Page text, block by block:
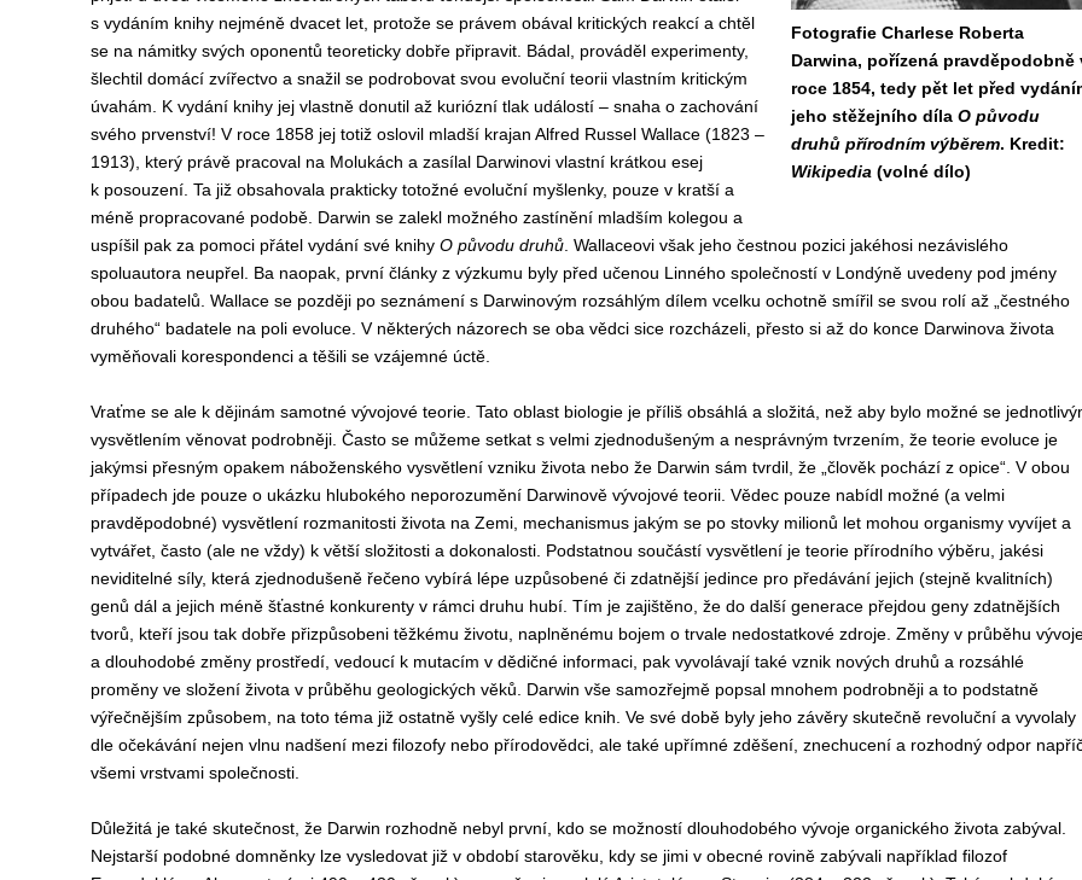
Fotografie Charlese Roberta
Darwina, pořízená pravděpodobně
roce 1854, tedy pět let před
jeho stěžejního díla O původu
druhů přírodním výběrem. Kredit:
Wikipedia (volné dílo)
s vydáním knihy nejméně dvacet let, protože se právem obával kritických reakcí a chtěl
se na námitky svých oponentů teoreticky dobře připravit. Bádal, prováděl experimenty,
šlechtil domácí zvířectvo a snažil se podrobovat svou evoluční teorii vlastním kritickým
úvahám. K vydání knihy jej vlastně donutil až kuriózní tlak událostí – snaha o zachování
svého prvenství! V roce 1858 jej totiž oslovil mladší krajan Alfred Russel Wallace (1823 –
1913), který právě pracoval na Molukách a zasílal Darwinovi vlastní krátkou esej
k posouzení. Ta již obsahovala prakticky totožné evoluční myšlenky, pouze v kratší a
méně propracované podobě. Darwin se zalekl možného zastínění mladším kolegou a
uspíšil pak za pomoci přátel vydání své knihy O původu druhů. Wallaceovi však jeho čestnou pozici jakéhosi nezávislého
spoluautora neupřel. Ba naopak, první články z výzkumu byly před učenou Linného společností v Londýně uvedeny pod jmény
obou badatelů. Wallace se později po seznámení s Darwinovým rozsáhlým dílem vcelku ochotně smířil se svou rolí až „čestného
druhého“ badatele na poli evoluce. V některých názorech se oba vědci sice rozcházeli, přesto si až do konce Darwinova života
vyměňovali korespondenci a těšili se vzájemné úctě.
Vraťme se ale k dějinám samotné vývojové teorie. Tato oblast biologie je příliš obsáhlá a složitá, než aby bylo možné se
vysvětlením věnovat podrobněji. Často se můžeme setkat s velmi zjednodušeným a nesprávným tvrzením, že teorie evoluce je
jakýmsi přesným opakem náboženského vysvětlení vzniku života nebo že Darwin sám tvrdil, že „člověk pochází z opice“. V obou
případech jde pouze o ukázku hlubokého neporozumění Darwinově vývojové teorii. Vědec pouze nabídl možné (a velmi
pravděpodobné) vysvětlení rozmanitosti života na Zemi, mechanismus jakým se po stovky milionů let mohou organismy vyvíjet a
vytvářet, často (ale ne vždy) k větší složitosti a dokonalosti. Podstatnou součástí vysvětlení je teorie přírodního výběru, jakési
neviditelné síly, která zjednodušeně řečeno vybírá lépe uzpůsobené či zdatnější jedince pro předávání jejich (stejně kvalitních)
genů dál a jejich méně šťastné konkurenty v rámci druhu hubí. Tím je zajištěno, že do další generace přejdou geny zdatnějších
tvorů, kteří jsou tak dobře přizpůsobeni těžkému životu, naplněnému bojem o trvale nedostatkové zdroje. Změny v průběhu
a dlouhodobé změny prostředí, vedoucí k mutacím v dědičné informaci, pak vyvolávají také vznik nových druhů a rozsáhlé
proměny ve složení života v průběhu geologických věků. Darwin vše samozřejmě popsal mnohem podrobněji a to podstatně
výřečnějším způsobem, na toto téma již ostatně vyšly celé edice knih. Ve své době byly jeho závěry skutečně revoluční a vyvolaly
dle očekávání nejen vlnu nadšení mezi filozofy nebo přírodovědci, ale také upřímné zděšení, znechucení a rozhodný odpor
všemi vrstvami společnosti.
Důležitá je také skutečnost, že Darwin rozhodně nebyl první, kdo se možností dlouhodobého vývoje organického života zabýval.
Nejstarší podobné domněnky lze vysledovat již v období starověku, kdy se jimi v obecné rovině zabývali například filozof